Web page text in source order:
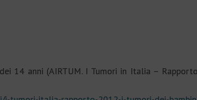
14 anni (AIRTUM. I Tumori in Italia –